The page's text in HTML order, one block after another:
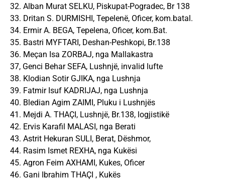
32. Alban Murat SELKU, Piskupat-Pogradec, Br 138
33. Dritan S. DURMISHI, Tepelenë, Oficer, kom.batal.
34. Ermir A. BEGA, Tepelena, Oficer, kom.Bat.
35. Bastri MYFTARI, Deshan-Peshkopi, Br.138
36. Meçan Isa ZORBAJ, nga Mallakastra
37, Genci Behar SEFA, Lushnjë, invalid lufte
38. Klodian Sotir GJIKA, nga Lushnja
39. Fatmir Isuf KADRIJAJ, nga Lushnja
40. Bledian Agim ZAIMI, Pluku i Lushnjës
41. Mejdi A. THAÇI, Lushnjë, Br.138, logjistikë
42. Ervis Karafil MALASI, nga Berati
43. Astrit Hekuran SULI, Berat, Dëshmor,
44. Rasim Ismet REXHA, nga Kukësi
45. Agron Feim AXHAMI, Kukes, Oficer
46. Gani Ibrahim THAÇI , Kukës